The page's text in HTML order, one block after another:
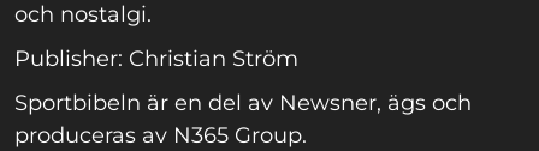
och nostalgi.
Publisher: Christian Ström
Sportbibeln är en del av Newsner, ägs och
produceras av N365 Group.